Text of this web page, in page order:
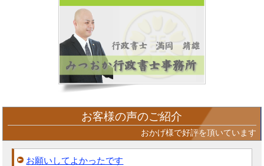
お客様の声のご紹介
おかげ様で好評を頂いています
お願いしてよかったです